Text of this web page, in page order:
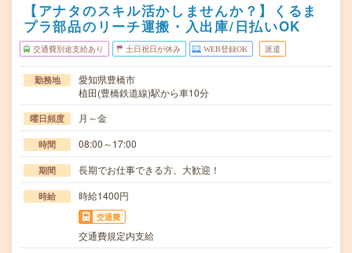
【アナタのスキル活かしませんか？】くるま
プラ部品のリーチ運搬・入出庫/日払いOK
交通費別途支給あり 土日祝日が休み WEB登録OK 派遣
勤務地
愛知県豊橋市
植田(豊橋鉄道線)駅から車10分
曜日頻度 月～金
時間 08:00～17:00
期間 長期でお仕事できる方、大歓迎！
時給 時給1400円
交通費
交通費規定内支給